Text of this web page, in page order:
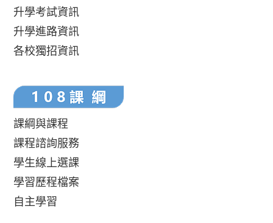
升學考試資訊
升學進路資訊
各校獨招資訊
課綱與課程
課程諮詢服務
學生線上選課
學習歷程檔案
自主學習